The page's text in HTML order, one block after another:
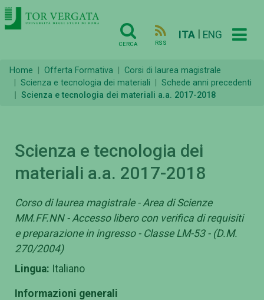
CERCA RSS
ITA ENG
Home Offerta Formativa
Corsi di laurea magistrale
Scienza e tecnologia dei materiali
Schede anni precedenti
Scienza e tecnologia dei materiali a.a. 2017-2018
Scienza e tecnologia dei
materiali a.a. 2017-2018
Corso di laurea magistrale - Area di Scienze
MM.FF.NN - Accesso libero con verifica di requisiti
e preparazione in ingresso - Classe LM-53 - (D.M.
270/2004)
Lingua: Italiano
Informazioni generali